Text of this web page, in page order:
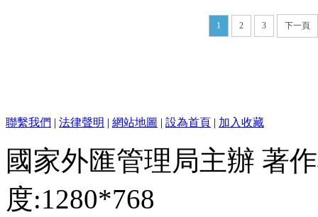
1 2 3 下一頁
聯繫我們 | 法律聲明 | 網站地圖 | 設為首頁 | 加入收藏
國家外匯管理局主辦 著
度:1280*768